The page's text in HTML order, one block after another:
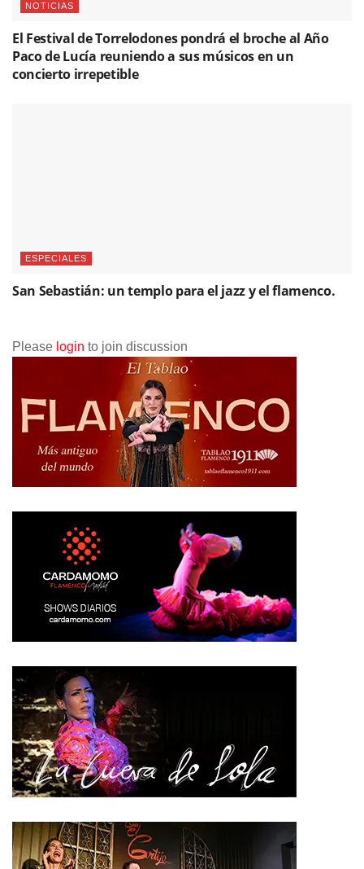
NOTICIAS
El Festival de Torrelodones pondrá el broche al Año
Paco de Lucía reuniendo a sus músicos en un
concierto irrepetible
ESPECIALES
San Sebastián: un templo para el jazz y el flamenco.
Please login to join discussion